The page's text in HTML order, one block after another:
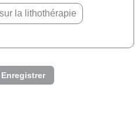
la lithothérapie
Enregistrer